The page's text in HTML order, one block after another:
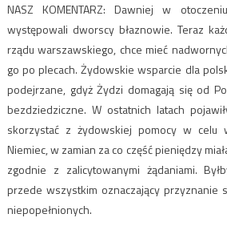
NASZ KOMENTARZ: Dawniej w
występowali dworscy błaznowie. Teraz
rządu warszawskiego, chce mieć
go po plecach. Żydowskie wsparcie dla
podejrzane, gdyż Żydzi domagają się od
bezdziedziczne. W ostatnich latach
skorzystać z żydowskiej pomocy w celu
Niemiec, w zamian za co część pieniędzy
zgodnie z zalicytowanymi żądaniami.
przede wszystkim oznaczający przyznanie
niepopełnionych.